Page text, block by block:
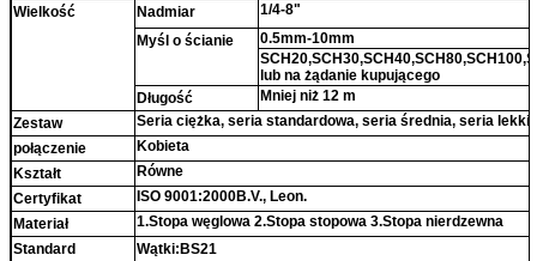
Wielkość Nadmiar
1/4-8"
Myśl o ścianie
0.5mm-10mm
lub na żądanie kupującego
Długość
Mniej niż 12 m
Zestaw
Seria ciężka, seria standardowa, seria średnia, seria lekkia
połączenie
Kobieta
Kształt
Równe
Certyfikat
ISO 9001:2000B.V., Leon.
Materiał
1.Stopa węglowa 2.Stopa stopowa 3.Stopa nierdzewna
Standard
Wątki:BS21